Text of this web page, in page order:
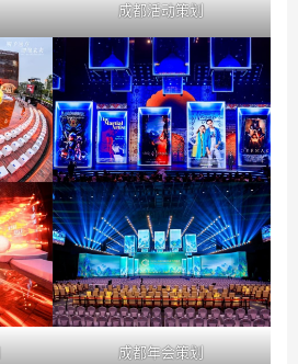
成都活动策划
成都年会策划